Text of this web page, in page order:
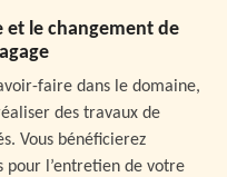
et le changement de
faire dans le domaine,
des travaux de
Vous bénéficierez
pour l’entretien de votre